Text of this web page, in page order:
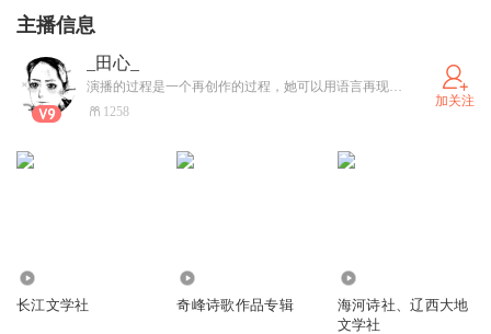
主播信息
_田心_
演播的过程是一个再创作的过程，她可以用语言再现书中的场景，让人如身临其境。很高兴您能聆听我的演播作品。在此过程中，希望能得到您的支持和信任，为田心加油鼓劲。 当然，如果能得到您的关注、订阅和五星好评，田心将不胜感激，并努力为您献上更加成熟精彩的演播作品。
1258
加关注
长江文学社 奇峰诗歌作品专辑
海河诗社、辽西大地
文学社